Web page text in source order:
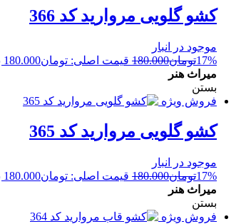
کشو گلویی مروارید کد 366
موجود در انبار
17%تومان180.000 قیمت اصلی: تومان180.000 بود.
میراث هنر
بستن
فروش ویژه
کشو گلویی مروارید کد 365
موجود در انبار
17%تومان180.000 قیمت اصلی: تومان180.000 بود.
میراث هنر
بستن
فروش ویژه